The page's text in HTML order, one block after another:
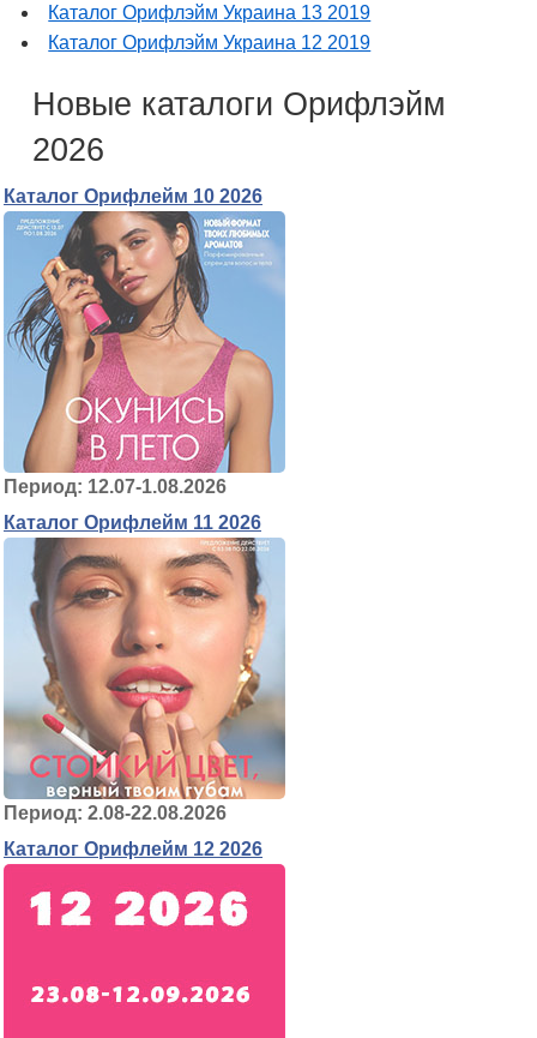
Каталог Орифлэйм Украина 13 2019
Каталог Орифлэйм Украина 12 2019
Новые каталоги Орифлэйм
2026
Каталог Орифлейм 10 2026
Период: 12.07-1.08.2026
Каталог Орифлейм 11 2026
Период: 2.08-22.08.2026
Каталог Орифлейм 12 2026